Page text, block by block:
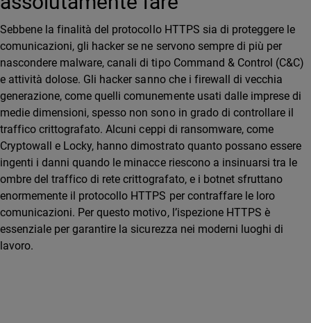
Sebbene la finalità del protocollo HTTPS sia di proteggere le
comunicazioni, gli hacker se ne servono sempre di più per
nascondere malware, canali di tipo Command & Control (C&C)
e attività dolose. Gli hacker sanno che i firewall di vecchia
generazione, come quelli comunemente usati dalle imprese di
medie dimensioni, spesso non sono in grado di controllare il
traffico crittografato. Alcuni ceppi di ransomware, come
Cryptowall e Locky, hanno dimostrato quanto possano essere
ingenti i danni quando le minacce riescono a insinuarsi tra le
ombre del traffico di rete crittografato, e i botnet sfruttano
enormemente il protocollo HTTPS per contraffare le loro
comunicazioni. Per questo motivo, l’ispezione HTTPS è
essenziale per garantire la sicurezza nei moderni luoghi di
lavoro.